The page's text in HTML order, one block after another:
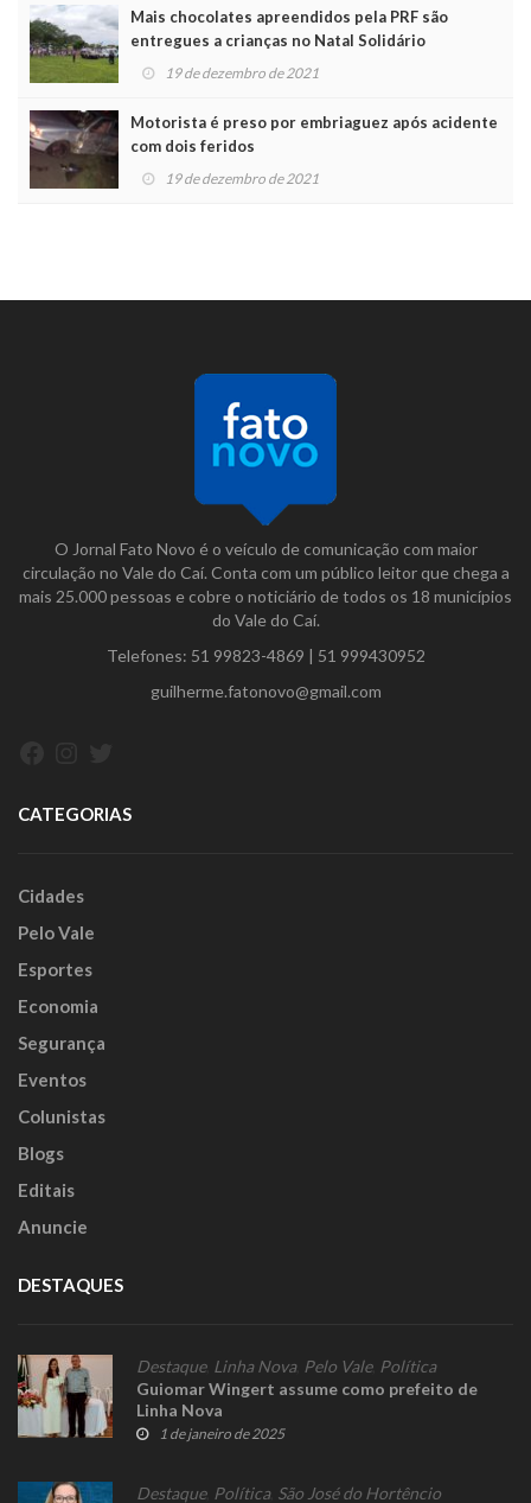
Mais chocolates apreendidos pela PRF são
entregues a crianças no Natal Solidário
19 de dezembro de 2021
Motorista é preso por embriaguez após acidente
com dois feridos
19 de dezembro de 2021
O Jornal Fato Novo é o veículo de comunicação com maior
circulação no Vale do Caí. Conta com um público leitor que chega a
mais 25.000 pessoas e cobre o noticiário de todos os 18 municípios
do Vale do Caí.
Telefones: 51 99823-4869 | 51 999430952
guilherme.fatonovo@gmail.com
CATEGORIAS
Cidades
Pelo Vale
Esportes
Economia
Segurança
Eventos
Colunistas
Blogs
Editais
Anuncie
DESTAQUES
Destaque, Linha Nova, Pelo Vale, Política
Guiomar Wingert assume como prefeito de
Linha Nova
1 de janeiro de 2025
Destaque, Política, São José do Hortêncio